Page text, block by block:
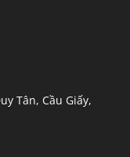
Tân, Cầu Giấy,